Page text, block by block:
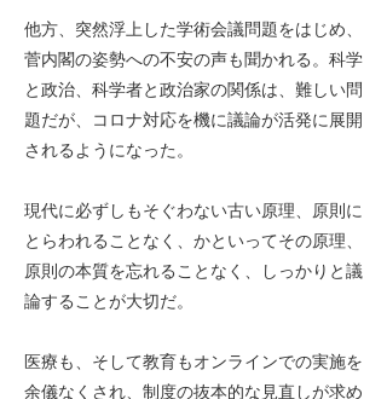
他方、突然浮上した学術会議問題をはじめ、
菅内閣の姿勢への不安の声も聞かれる。科学
と政治、科学者と政治家の関係は、難しい問
題だが、コロナ対応を機に議論が活発に展開
されるようになった。
現代に必ずしもそぐわない古い原理、原則に
とらわれることなく、かといってその原理、
原則の本質を忘れることなく、しっかりと議
論することが大切だ。
医療も、そして教育もオンラインでの実施を
余儀なくされ、制度の抜本的な見直しが求め